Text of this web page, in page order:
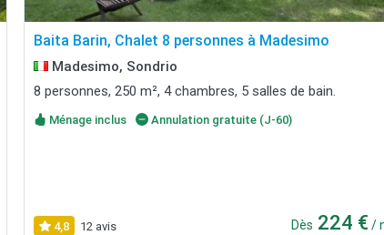
Baita Barin, Chalet 8 personnes à Madesimo
Madesimo, Sondrio
8 personnes, 250 m², 4 chambres, 5 salles de bain.
Ménage inclus Annulation gratuite (J-60)
4,8 12 avis Dès 224 € /